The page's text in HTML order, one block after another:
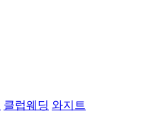
클럽웨딩 와지트